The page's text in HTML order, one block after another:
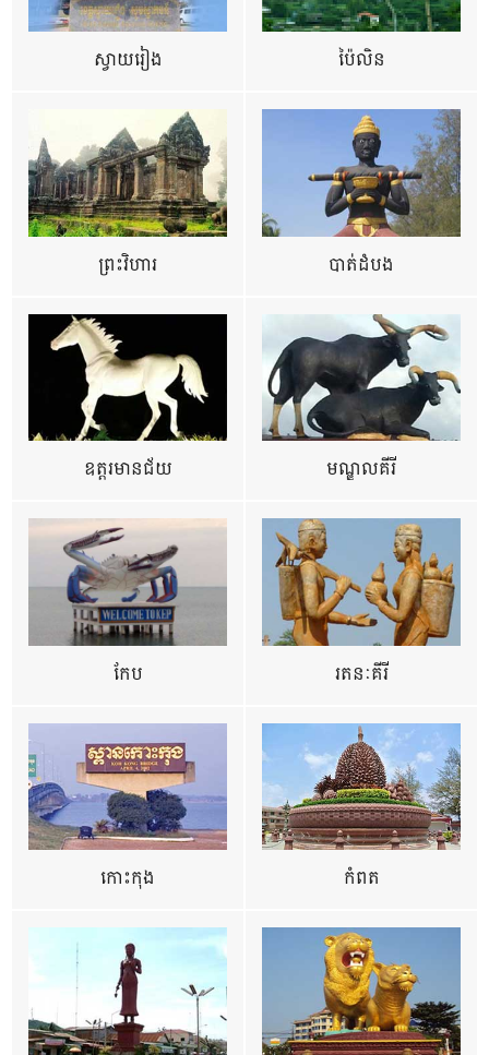
ស្វាយរៀង ប៉ៃលិន
ព្រះវិហារ បាត់ដំបង
ឧត្ដរមានជ័យ មណ្ឌលគីរី
កែប រតនៈគីរី
កោះកុង កំពត